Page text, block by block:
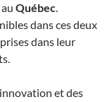
Québec.
dans ces deux
dans leur
et des